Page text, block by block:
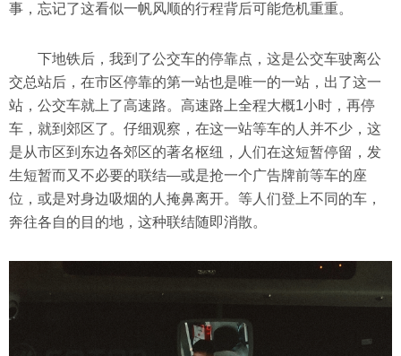
事，忘记了这看似一帆风顺的行程背后可能危机重重。
下地铁后，我到了公交车的停靠点，这是公交车驶离公
交总站后，在市区停靠的第一站也是唯一的一站，出了这一
站，公交车就上了高速路。高速路上全程大概1小时，再停
车，就到郊区了。仔细观察，在这一站等车的人并不少，这
是从市区到东边各郊区的著名枢纽，人们在这短暂停留，发
生短暂而又不必要的联结—或是抢一个广告牌前等车的座
位，或是对身边吸烟的人掩鼻离开。等人们登上不同的车，
奔往各自的目的地，这种联结随即消散。